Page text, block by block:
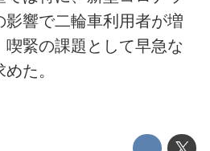
影響で二輪車利用者が増
喫緊の課題として早急な
た。